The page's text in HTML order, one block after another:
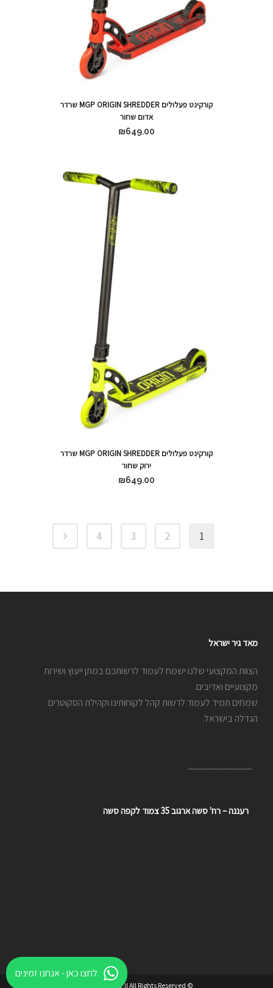
קורקינט פעלולים MGP ORIGIN SHREDDER שרדר
אדום שחור
₪649.00
קורקינט פעלולים MGP ORIGIN SHREDDER שרדר
ירוק שחור
₪649.00
1
2
3
4
מאד גיר ישראל
הצוות המקצועי שלנו ישמח לעמוד לרשותכם במתן ייעוץ ושירות
מקצועיים ואדיבים.
שמחים תמיד לעמוד לרשות קהל לקוחותינו וקהילת הסקוטרים
הגדלה בישראל.
רעננה – רח' סשה ארגוב 35 צמוד לקפה סשה
© maddgear.co.il All Rights Reserved
לחצו כאן - אנחנו זמינים